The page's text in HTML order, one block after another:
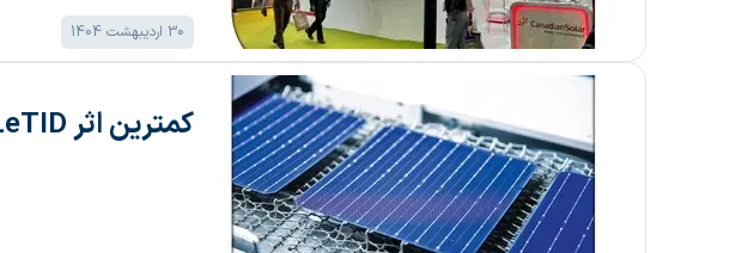
30 اردیبهشت 1404
کمترین اثر LeTID در سلول های سیلیکنی دوپ شده با گالیم